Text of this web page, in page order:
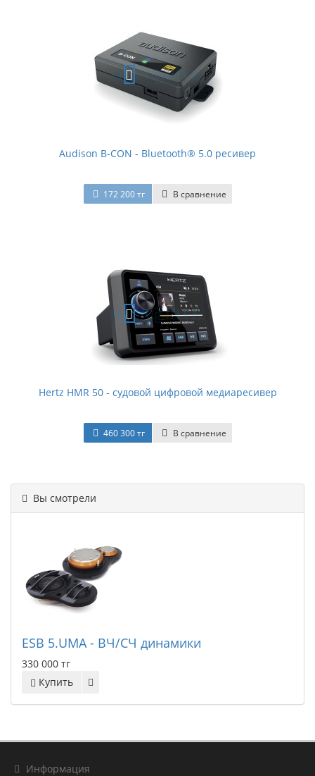
Audison B-CON - Bluetooth® 5.0 ресивер
172 200 тг В сравнение
Hertz HMR 50 - судовой цифровой медиаресивер
460 300 тг В сравнение
Вы смотрели
ESB 5.UMA - ВЧ/СЧ динамики
330 000 тг
Купить
Информация